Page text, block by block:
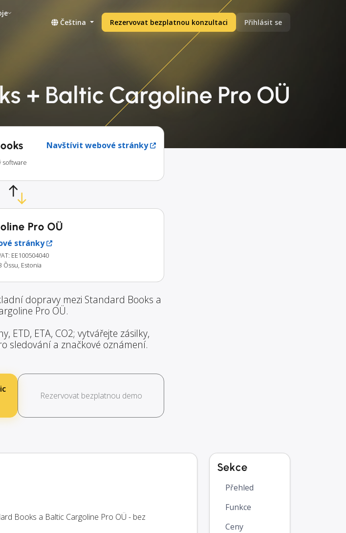
Čeština Rezervovat bezplatnou konzultaci Přihlásit se
+ Baltic Cargoline Pro OÜ
Navštívit webové stránky
software
Pro OÜ
stránky
EE100504040
Õssu, Estonia
dopravy mezi Standard Books a
Pro OÜ.
ETD, ETA, CO2; vytvářejte zásilky,
sledování a značkové oznámení.
Rezervovat bezplatnou demo
Books a Baltic Cargoline Pro OÜ - bez
Sekce
Přehled
Funkce
Ceny